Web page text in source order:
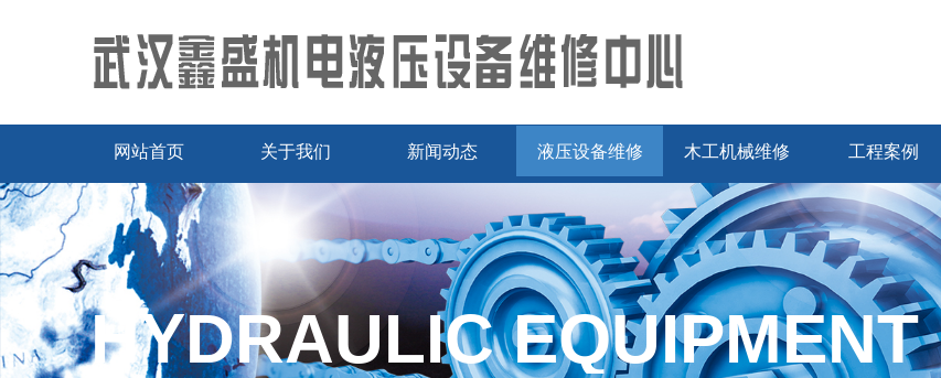
网站首页 关于我们 新闻动态 液压设备维修 木工机械维修 工程案例
HYDRAULIC EQUIPMENT